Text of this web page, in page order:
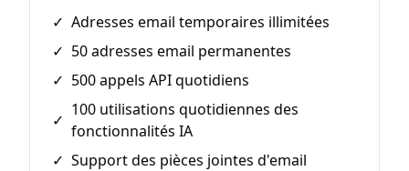
✓ Adresses email temporaires illimitées
✓ 50 adresses email permanentes
✓ 500 appels API quotidiens
✓
100 utilisations quotidiennes des
fonctionnalités IA
✓ Support des pièces jointes d'email